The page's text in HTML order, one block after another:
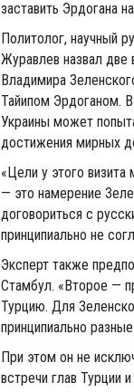
заставить Эрдогана
Политолог, научный
Журавлев назвал две
Владимира
Тайипом Эрдоганом.
Украины может
достижения мирных
«Цели у этого
— это намерение
договориться с
принципиально не
Эксперт также
Стамбул. «Второе —
Турцию. Для
принципиально
При этом он не
встречи глав Турции